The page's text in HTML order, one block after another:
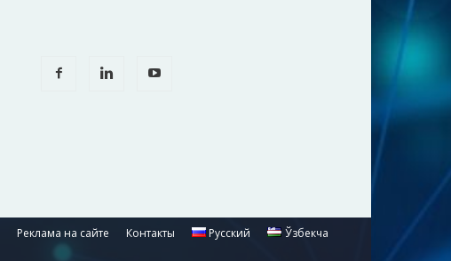
Реклама на сайте Контакты Русский Ўзбекча